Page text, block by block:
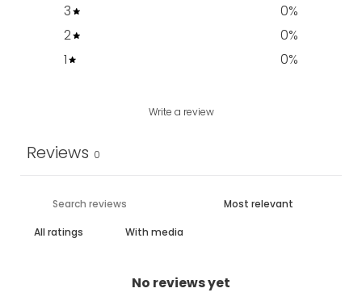
3
0%
2
0%
1
0%
Write a review
Reviews 0
With media
No reviews yet